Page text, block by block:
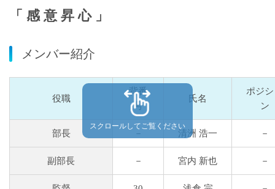
「 感 意 昇 心 」
メンバー紹介
役職
背番
号
氏名
ポジ
ン
部長 － 清洲 浩一 －
副部長 － 宮内 新也 －
スクロールしてご覧ください